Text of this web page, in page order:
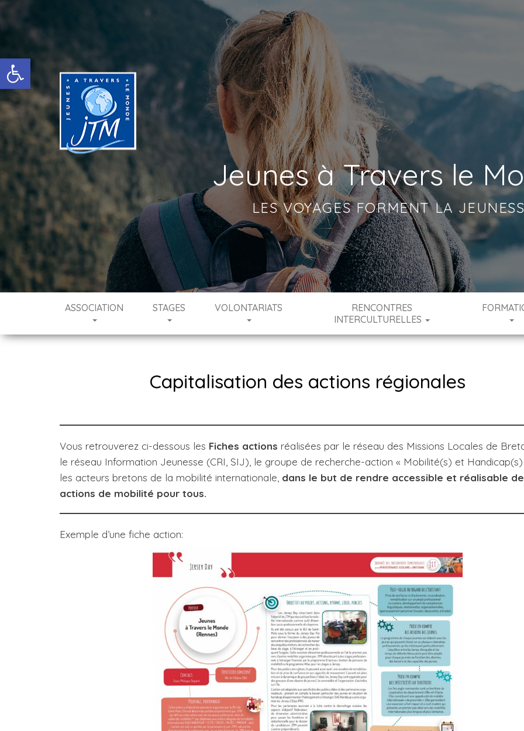
Ouvrir la barre d’outils
Jeunes à Travers le
LES VOYAGES FORMENT LA
ASSOCIATION STAGES VOLONTARIATS
RENCONTRES
INTERCULTURELLES
Capitalisation des actions régionales
Vous retrouverez ci-dessous les Fiches actions réalisées par le réseau des Missions Locales de
le réseau Information Jeunesse (CRI, SIJ), le groupe de recherche-action « Mobilité(s) et
les acteurs bretons de la mobilité internationale, dans le but de rendre accessible et réalisable
actions de mobilité pour tous.
Exemple d’une fiche action: